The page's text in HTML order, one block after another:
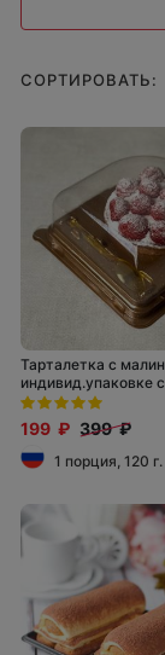
СОРТИРОВАТЬ:
Тарталетка с
индивид.упаковке
199 ₽ 399 ₽
1 порция, 120 г.